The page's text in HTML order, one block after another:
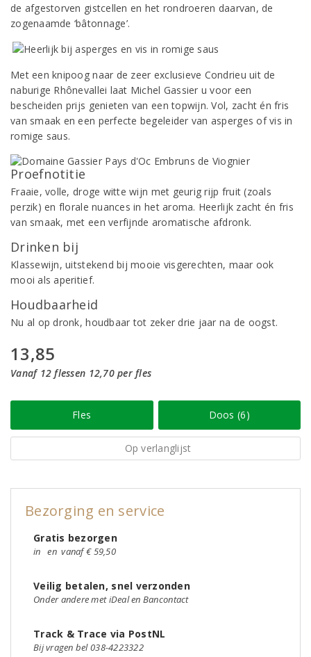
de afgestorven gistcellen en het rondroeren daarvan, de
zogenaamde ‘bâtonnage’.
Met een knipoog naar de zeer exclusieve Condrieu uit de
naburige Rhônevallei laat Michel Gassier u voor een
bescheiden prijs genieten van een topwijn. Vol, zacht én fris
van smaak en een perfecte begeleider van asperges of vis in
romige saus.
Proefnotitie
Fraaie, volle, droge witte wijn met geurig rijp fruit (zoals
perzik) en florale nuances in het aroma. Heerlijk zacht én fris
van smaak, met een verfijnde aromatische afdronk.
Drinken bij
Klassewijn, uitstekend bij mooie visgerechten, maar ook
mooi als aperitief.
Houdbaarheid
Nu al op dronk, houdbaar tot zeker drie jaar na de oogst.
13,85
Vanaf 12 flessen 12,70 per fles
Fles Doos (6)
Op verlanglijst
Bezorging en service
Gratis bezorgen
in en vanaf € 59,50
Veilig betalen, snel verzonden
Onder andere met iDeal en Bancontact
Track & Trace via PostNL
Bij vragen bel 038-4223322